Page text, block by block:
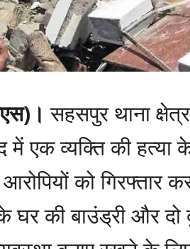
सहसपुर थाना
में एक व्यक्ति की हत्या
को गिरफ्तार
घर की बाउंड्री और